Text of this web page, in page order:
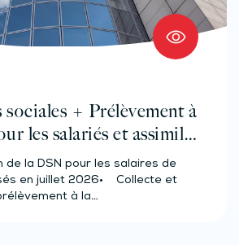
+ Prélèvement à
les salariés et assimilés
moins 50 salariés)
la DSN pour les salaires de
en juillet 2026• Collecte et
à la…